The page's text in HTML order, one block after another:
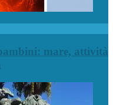
mare, attività